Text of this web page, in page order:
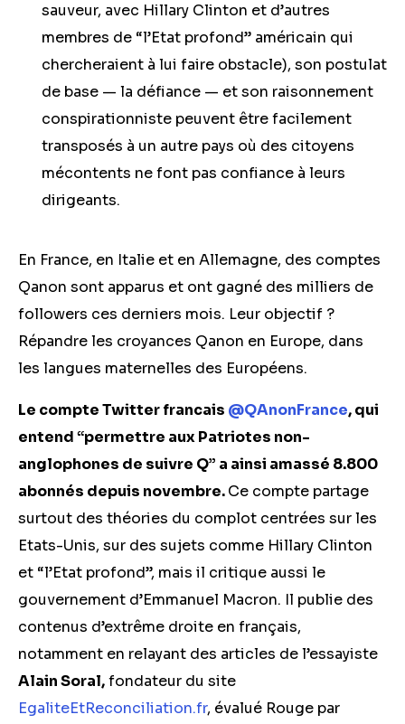
sauveur, avec Hillary Clinton et d’autres
membres de “l’Etat profond” américain qui
chercheraient à lui faire obstacle), son postulat
de base — la défiance — et son raisonnement
conspirationniste peuvent être facilement
transposés à un autre pays où des citoyens
mécontents ne font pas confiance à leurs
dirigeants.
En France, en Italie et en Allemagne, des comptes
Qanon sont apparus et ont gagné des milliers de
followers ces derniers mois. Leur objectif ?
Répandre les croyances Qanon en Europe, dans
les langues maternelles des Européens.
Le compte Twitter francais @QAnonFrance, qui
entend “permettre aux Patriotes non-
anglophones de suivre Q” a ainsi amassé 8.800
abonnés depuis novembre.Ce compte partage
surtout des théories du complot centrées sur les
Etats-Unis, sur des sujets comme Hillary Clinton
et “l’Etat profond”, mais il critique aussi le
gouvernement d’Emmanuel Macron. Il publie des
contenus d’extrême droite en français,
notamment en relayant des articles de l’essayiste
Alain Soral,fondateur du site
EgaliteEtReconciliation.fr, évalué Rouge par